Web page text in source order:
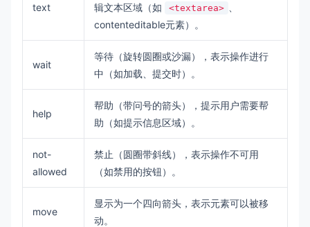
text
辑文本区域（如
<textarea>
contenteditable元素）。
wait
等待（旋转圆圈或沙漏），表示操作进行
中（如加载、提交时）。
help
帮助（带问号的箭头），提示用户需要帮
助（如提示信息区域）。
not-
allowed
禁止（圆圈带斜线），表示操作不可用
（如禁用的按钮）。
move
显示为一个四向箭头，表示元素可以被移
动。